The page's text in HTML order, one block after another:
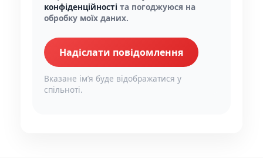
конфіденційності та погоджуюся на
обробку моїх даних.
Надіслати повідомлення
Вказане імʼя буде відображатися у
спільноті.